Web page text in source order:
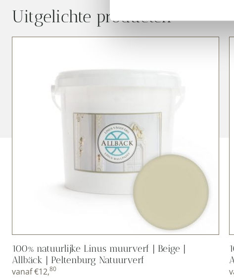
Uitgelichte producten
100% natuurlijke Linus muurverf | Beige |
Allbäck | Peltenburg Natuurverf
vanaf€12,80